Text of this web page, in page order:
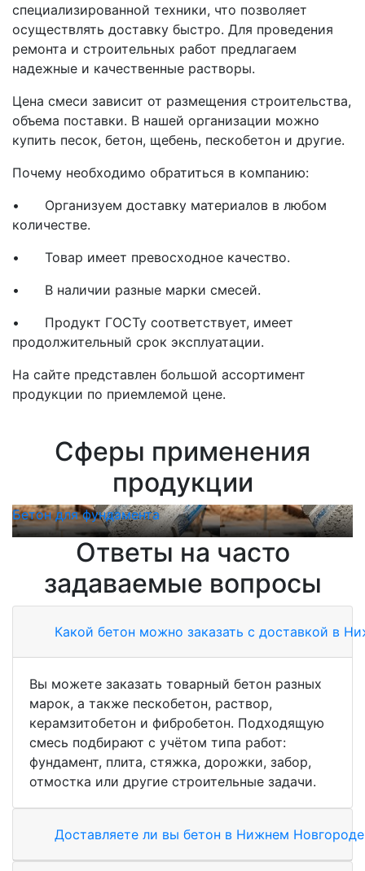
специализированной техники, что позволяет
осуществлять доставку быстро. Для проведения
ремонта и строительных работ предлагаем
надежные и качественные растворы.
Цена смеси зависит от размещения строительства,
объема поставки. В нашей организации можно
купить песок, бетон, щебень, пескобетон и другие.
Почему необходимо обратиться в компанию:
•
Организуем доставку материалов в любом
количестве.
•
Товар имеет превосходное качество.
•
В наличии разные марки смесей.
•
Продукт ГОСТу соответствует, имеет
продолжительный срок эксплуатации.
На сайте представлен большой ассортимент
продукции по приемлемой цене.
Сферы применения
продукции
Бетон для фундамента
Ответы на часто
задаваемые вопросы
Какой бетон можно заказать с доставкой в
Вы можете заказать товарный бетон разных
марок, а также пескобетон, раствор,
керамзитобетон и фибробетон. Подходящую
смесь подбирают с учётом типа работ:
фундамент, плита, стяжка, дорожки, забор,
отмостка или другие строительные задачи.
Доставляете ли вы бетон в Нижнем